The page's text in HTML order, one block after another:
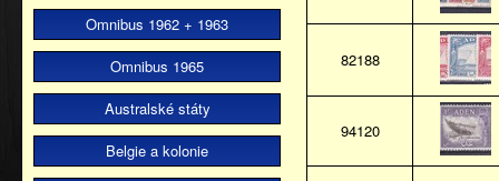
Omnibus 1962 + 1963
Omnibus 1965
Australské státy
Belgie a kolonie
82188
94120